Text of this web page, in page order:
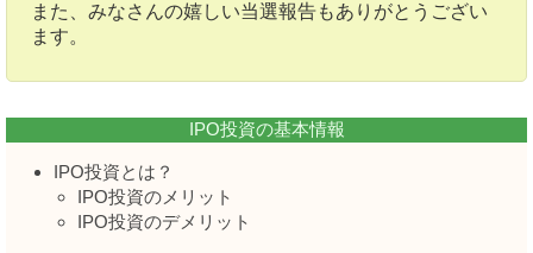
また、みなさんの嬉しい当選報告もありがとうござい
ます。
IPO投資の基本情報
IPO投資とは？
IPO投資のメリット
IPO投資のデメリット